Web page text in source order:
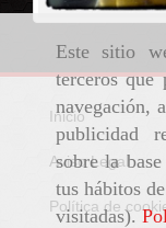
Este sitio
terceros que
navegación,
publicidad
sobre la
tus hábitos
visitadas).
Inicio
Aviso Legal
Política de